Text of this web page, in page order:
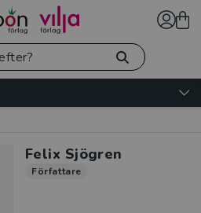
Felix Sjögren
Författare